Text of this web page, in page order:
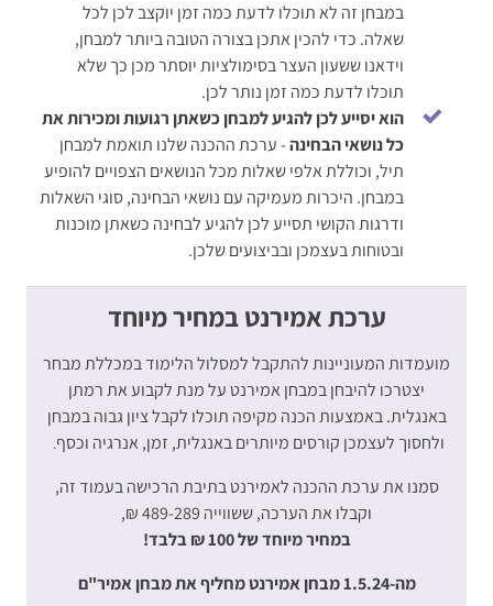
במבחן זה לא תוכלו לדעת כמה זמן יוקצב לכן לכל
שאלה. כדי להכין אתכן בצורה הטובה ביותר למבחן,
וידאנו ששעון העצר בסימולציות יוסתר מכן כך שלא
תוכלו לדעת כמה זמן נותר לכן.
הוא יסייע לכן להגיע למבחן כשאתן רגועות ומכירות את
כל נושאי הבחינה- ערכת ההכנה שלנו תואמת למבחן
תיל, וכוללת אלפי שאלות מכל הנושאים הצפויים להופיע
במבחן. היכרות מעמיקה עם נושאי הבחינה, סוגי השאלות
ודרגות הקושי תסייע לכן להגיע לבחינה כשאתן מוכנות
ובטוחות בעצמכן ובביצועים שלכן.
ערכת אמירנט במחיר מיוחד
מועמדות המעוניינות להתקבל למסלול הלימוד במכללת מבחר
יצטרכו להיבחן במבחן אמירנט על מנת לקבוע את רמתן
באנגלית. באמצעות הכנה מקיפה תוכלו לקבל ציון גבוה במבחן
ולחסוך לעצמכן קורסים מיותרים באנגלית, זמן, אנרגיה וכסף.
סמנו את ערכת ההכנה לאמירנט בתיבת הרכישה בעמוד זה,
וקבלו את הערכה, ששווייה 489-289 ₪,
במחיר מיוחד של 100 ₪ בלבד!
מה-1.5.24 מבחן אמירנט מחליף את מבחן אמיר"ם